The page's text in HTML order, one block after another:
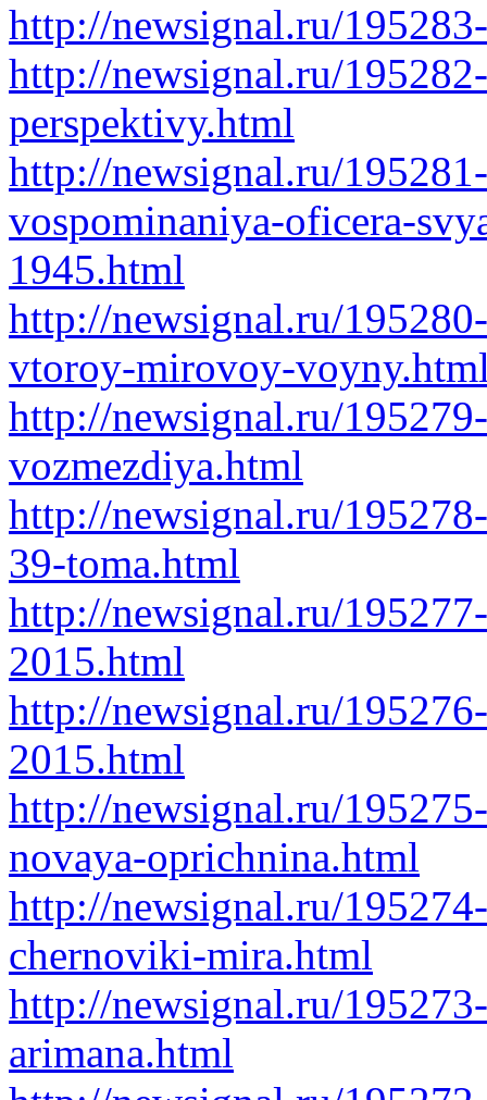
http://newsignal.ru/
http://newsignal.ru/
perspektivy.html
http://newsignal.ru/
vospominaniya-oficera-
1945.html
http://newsignal.ru/
vtoroy-mirovoy-
http://newsignal.ru/
vozmezdiya.html
http://newsignal.ru/
39-toma.html
http://newsignal.ru/
2015.html
http://newsignal.ru/
2015.html
http://newsignal.ru/
novaya-oprichnina.html
http://newsignal.ru/
chernoviki-mira.html
http://newsignal.ru/
arimana.html